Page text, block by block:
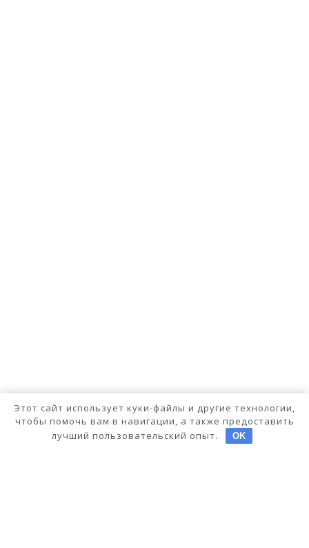
Этот сайт использует куки-файлы и другие технологии,
чтобы помочь вам в навигации, а также предоставить
лучший пользовательский опыт.
OK